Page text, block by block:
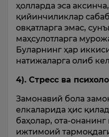
ҳолларда эса
қийинчиликлар
овқатларга эмас,
маҳсулотларга
Буларнинг ҳар
натижаларга олиб
4). Стресс ва
Замонавий бола
елкаларида ҳис
баҳолар, ота-онанинг
ижтимоий